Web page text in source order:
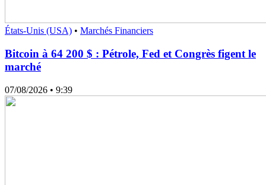
États-Unis (USA) • Marchés Financiers
Bitcoin à 64 200 $ : Pétrole, Fed et Congrès figent le
marché
07/08/2026 • 9:39